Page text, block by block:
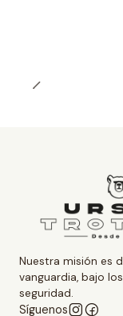
Nuestra misión es
vanguardia, bajo
seguridad.
Síguenos